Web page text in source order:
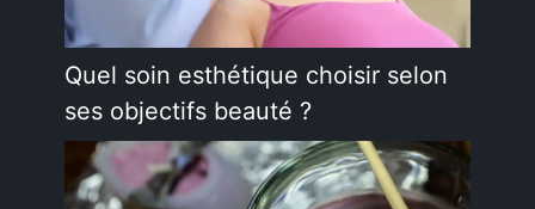
Quel soin esthétique choisir selon
ses objectifs beauté ?